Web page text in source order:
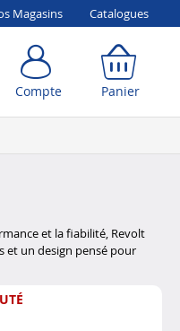
Magasins Catalogues
Compte Panier
et la fiabilité, Revolt
et un design pensé pour
Panier